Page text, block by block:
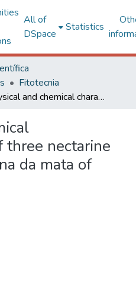
All of
DSpace
Statistics
Fitotecnia
Physical and chemical characterization of three nectarine cultivars in the zona da mata of Minas Gerais
three nectarine
da mata of